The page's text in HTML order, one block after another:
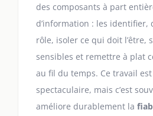
des composants à part
d’information : les identifier,
rôle, isoler ce qui doit l’être,
sensibles et remettre à plat
au fil du temps. Ce travail
spectaculaire, mais c’est
améliore durablement la